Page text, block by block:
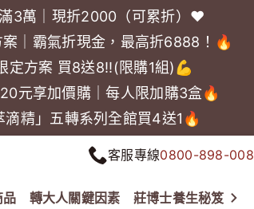
3萬｜現折2000（可累折）❤️
｜霸氣折現金，最高折6888！🔥
定方案 買8送8!!(限購1組)💪
元享加價購｜每人限加購3盒🔥
滴精」五轉系列全館買4送1🔥
客服專線0800-898-008
品 轉大人關鍵因素 莊博士養生秘笈